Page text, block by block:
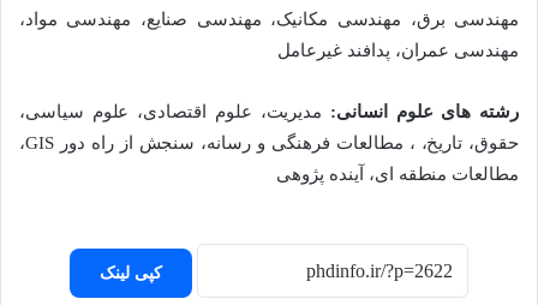
مهندسی برق، مهندسی مکانیک، مهندسی صنایع، مهندسی مواد،
مهندسی عمران، پدافند غیرعامل
رشته های علوم انسانی: مدیریت، علوم اقتصادی، علوم سیاسی،
حقوق، تاریخ، ، مطالعات فرهنگی و رسانه، سنجش از راه دور GIS،
مطالعات منطقه ای، آینده پژوهی
کپی لینک